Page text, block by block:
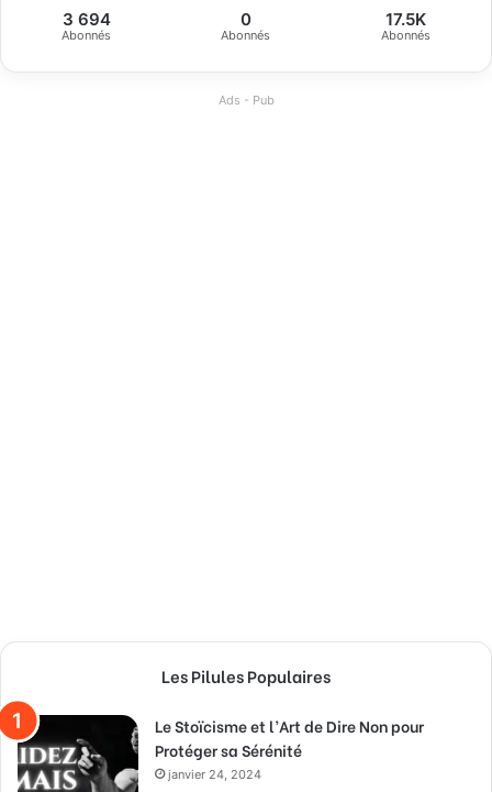
3 694
Abonnés
0
Abonnés
17.5K
Abonnés
Ads - Pub
Les Pilules Populaires
Le Stoïcisme et l’Art de Dire Non pour
Protéger sa Sérénité
janvier 24, 2024